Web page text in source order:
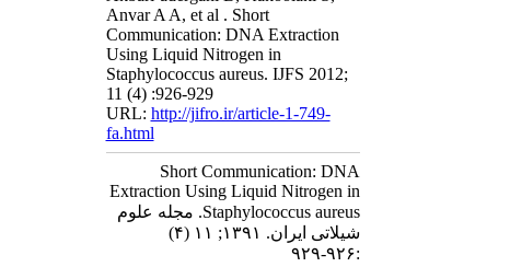
Anvar A A, et al . Short
Communication: DNA Extraction
Using Liquid Nitrogen in
Staphylococcus aureus. IJFS 2012;
11 (4) :926-929
URL: http://jifro.ir/article-1-749-
fa.html
Short Communication: DNA
Extraction Using Liquid Nitrogen in
Staphylococcus aureus. مجله علوم
شیلاتی ایران. ۱۳۹۱; ۱۱ (۴)
:۹۲۶-۹۲۹